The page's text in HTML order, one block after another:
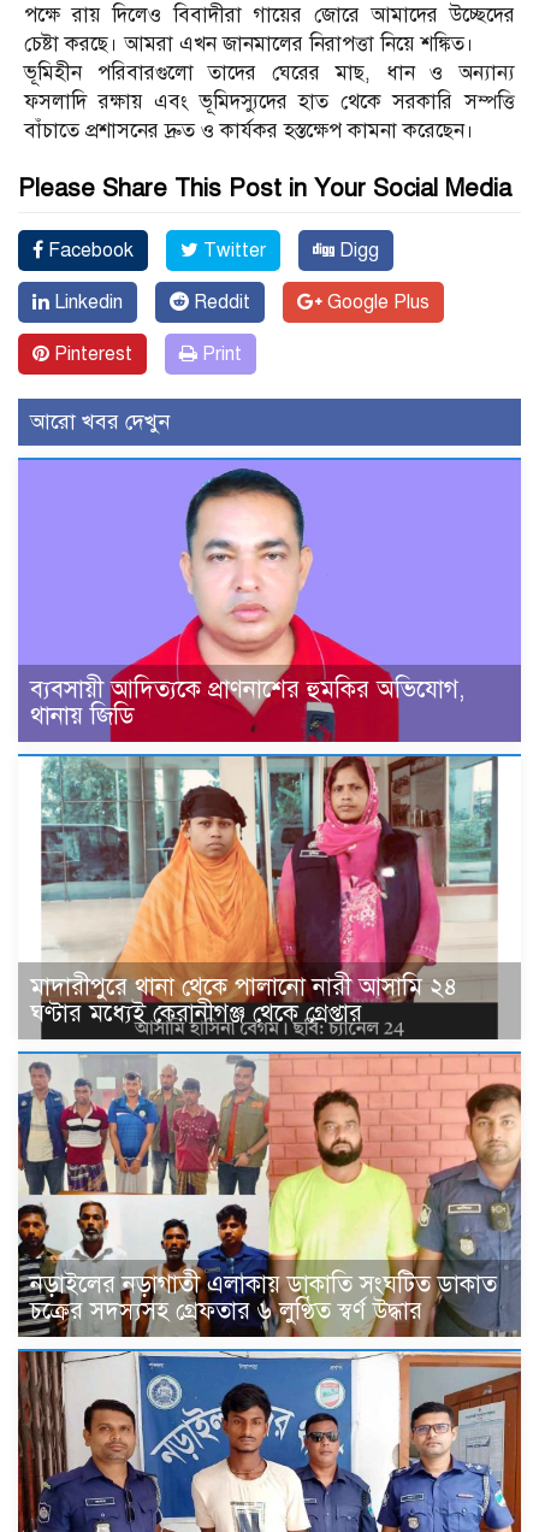
পক্ষে রায় দিলেও বিবাদীরা গায়ের জোরে আমাদের উচ্ছেদের
চেষ্টা করছে। আমরা এখন জানমালের নিরাপত্তা নিয়ে শঙ্কিত।
ভূমিহীন পরিবারগুলো তাদের ঘেরের মাছ, ধান ও অন্যান্য
ফসলাদি রক্ষায় এবং ভূমিদস্যুদের হাত থেকে সরকারি সম্পত্তি
বাঁচাতে প্রশাসনের দ্রুত ও কার্যকর হস্তক্ষেপ কামনা করেছেন।
Please Share This Post in Your Social Media
Facebook Twitter Digg
Linkedin Reddit Google Plus
Pinterest Print
আরো খবর দেখুন
ব্যবসায়ী আদিত্যকে প্রাণনাশের হুমকির অভিযোগ,
থানায় জিডি
মাদারীপুরে থানা থেকে পালানো নারী আসামি ২৪
ঘণ্টার মধ্যেই কেরানীগঞ্জ থেকে গ্রেপ্তার
নড়াইলের নড়াগাতী এলাকায় ডাকাতি সংঘটিত ডাকাত
চক্রের সদস্যসহ গ্রেফতার ৬ লুণ্ঠিত স্বর্ণ উদ্ধার